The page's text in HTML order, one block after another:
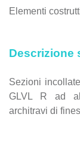
Elementi
Descrizione
Sezioni
GLVL R ad
architravi di